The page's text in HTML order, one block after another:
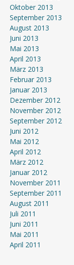
Oktober 2013
September 2013
August 2013
Juni 2013
Mai 2013
April 2013
März 2013
Februar 2013
Januar 2013
Dezember 2012
November 2012
September 2012
Juni 2012
Mai 2012
April 2012
März 2012
Januar 2012
November 2011
September 2011
August 2011
Juli 2011
Juni 2011
Mai 2011
April 2011